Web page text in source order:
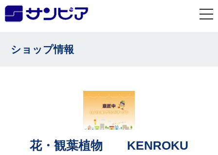
ショップ情報
花・観葉植物 KENROKU